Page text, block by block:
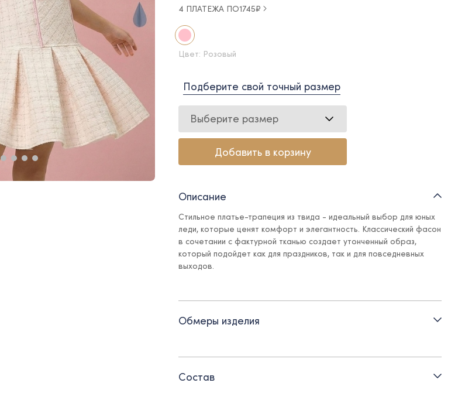
4 ПЛАТЕЖА ПО1745₽
Цвет: Розовый
Подберите свой точный размер
Выберите размер
Добавить в корзину
Описание
Стильное платье-трапеция из твида - идеальный выбор для юных
леди, которые ценят комфорт и элегантность. Классический фасон
в сочетании с фактурной тканью создает утонченный образ,
который подойдет как для праздников, так и для повседневных
выходов.
- встречные крупные складки на юбке
Обмеры изделия
Состав